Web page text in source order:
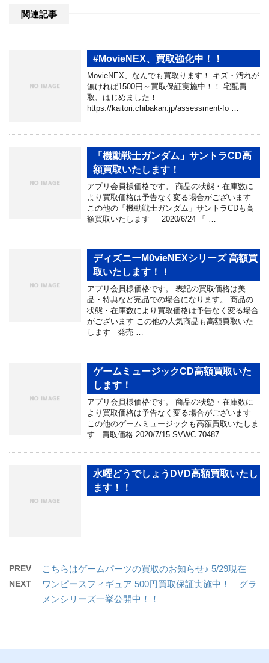
関連記事
#MovieNEX、買取強化中！！
MovieNEX、なんでも買取ります！ キズ・汚れが
無ければ1500円～買取保証実施中！！ 宅配買
取、はじめました！
https://kaitori.chibakan.jp/assessment-fo …
「機動戦士ガンダム」サントラCD高
額買取いたします！
アプリ会員様価格です。 商品の状態・在庫数に
より買取価格は予告なく変る場合がございます
この他の「機動戦士ガンダム」サントラCDも高
額買取いたします 2020/6/24 「 …
ディズニーM0vieNEXシリーズ 高額買
取いたします！！
アプリ会員様価格です。 表記の買取価格は美
品・特典など完品での場合になります。 商品の
状態・在庫数により買取価格は予告なく変る場合
がございます この他の人気商品も高額買取いた
します 発売 …
ゲームミュージックCD高額買取いた
します！
アプリ会員様価格です。 商品の状態・在庫数に
より買取価格は予告なく変る場合がございます
この他のゲームミュージックも高額買取いたしま
す 買取価格 2020/7/15 SVWC-70487 …
水曜どうでしょうDVD高額買取いたし
ます！！
PREV こちらはゲームパーツの買取のお知らせ♪ 5/29現在
NEXT
ワンピースフィギュア 500円買取保証実施中！ グラ
メンシリーズ一挙公開中！！